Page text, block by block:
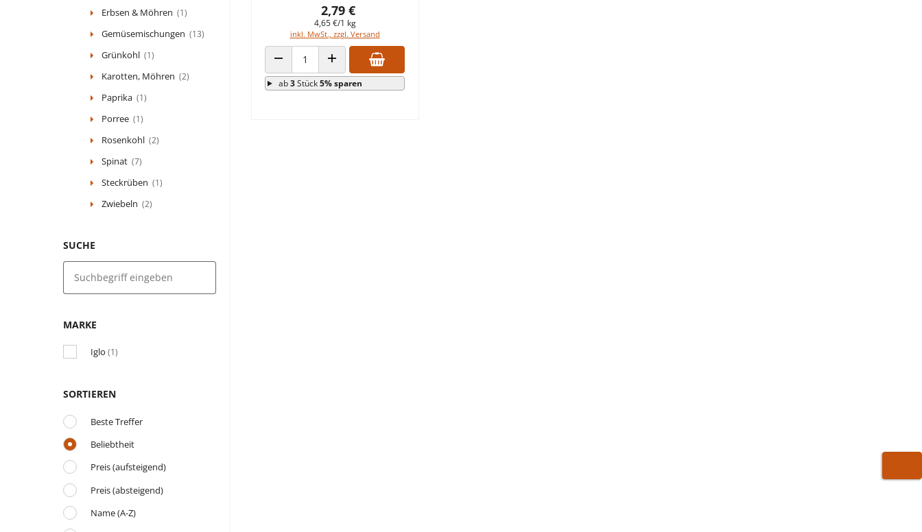
Erbsen & Möhren (1)
Gemüsemischungen (13)
Grünkohl (1)
Karotten, Möhren (2)
Paprika (1)
Porree (1)
Rosenkohl (2)
Spinat (7)
Steckrüben (1)
Zwiebeln (2)
SUCHE
MARKE
Iglo (1)
SORTIEREN
Beste Treffer
Beliebtheit
Preis (aufsteigend)
Preis (absteigend)
Name (A-Z)
2,79 €
4,65 €/1 kg
inkl. MwSt., zzgl. Versand
ANZAHL VERRINGERNANZAHL ERHÖHEN
ab3Stück5% sparen